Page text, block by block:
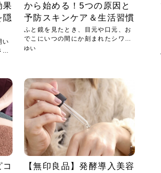
果
隠
い
で
から始める！5つの原因と
予防スキンケア＆生活習慣
ふと鏡を見たとき、目元や口元、お
でこにいつの間にか刻まれたシワに
気づ...
ゆい
【無印良品】発酵導入美容